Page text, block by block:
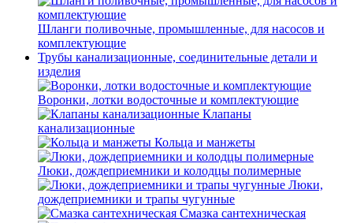
Шланги поливочные, промышленные, для насосов и
комплектующие
Трубы канализационные, соединительные детали и
изделия
Воронки, лотки водосточные и комплектующие
Клапаны
канализационные
Кольца и манжеты
Люки, дождеприемники и колодцы полимерные
Люки,
дождеприемники и трапы чугунные
Смазка сантехническая